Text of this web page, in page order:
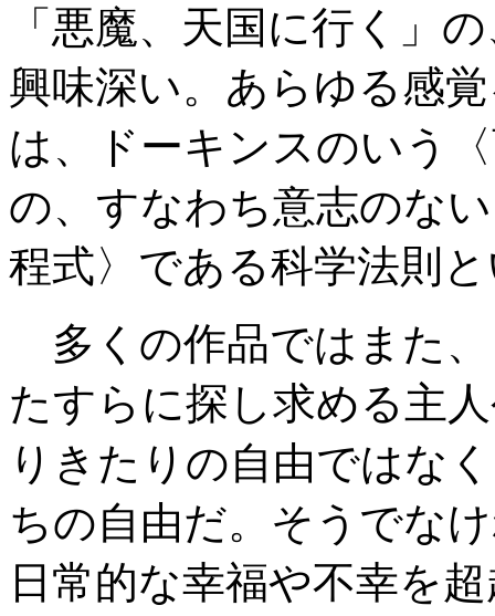
「悪魔、天国に行く」
興味深い。あらゆる感
は、ドーキンスのいう
の、すなわち意志のな
程式〉である科学法則
多くの作品ではまた
たすらに探し求める主
りきたりの自由ではな
ちの自由だ。そうでな
日常的な幸福や不幸を